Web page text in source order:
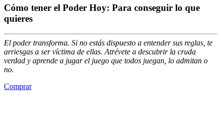
Cómo tener el Poder Hoy: Para conseguir lo que
quieres
El poder transforma. Si no estás dispuesto a entender sus reglas, te
arriesgas a ser víctima de ellas. Atrévete a descubrir la cruda
verdad y aprende a jugar el juego que todos juegan, lo admitan o
no.
Comprar